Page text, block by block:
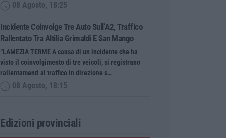
08 Agosto, 18:25
Incidente Coinvolge Tre Auto Sull’A2, Traffico
Rallentato Tra Altilia Grimaldi E San Mango
“LAMEZIA TERME A causa di un incidente che ha
visto il coinvolgimento di tre veicoli, si registrano
rallentamenti al traffico in direzione s…
08 Agosto, 18:15
Edizioni provinciali